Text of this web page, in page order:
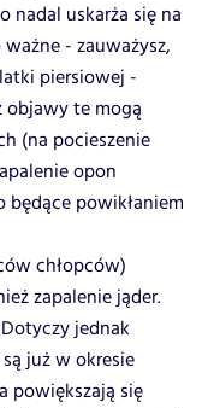
nadal uskarża się na
- zauważysz,
piersiowej -
objawy te mogą
(na pocieszenie
opon
powikłaniem
chłopców)
zapalenie jąder.
jednak
już w okresie
powiększają się